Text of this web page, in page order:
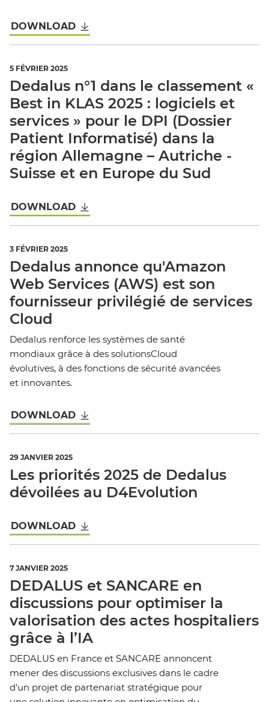
DOWNLOAD
5 FÉVRIER 2025
Dedalus n°1 dans le classement «
Best in KLAS 2025 : logiciels et
services » pour le DPI (Dossier
Patient Informatisé) dans la
région Allemagne – Autriche -
Suisse et en Europe du Sud
DOWNLOAD
3 FÉVRIER 2025
Dedalus annonce qu'Amazon
Web Services (AWS) est son
fournisseur privilégié de services
Cloud
Dedalus renforce les systèmes de santé
mondiaux grâce à des solutionsCloud
évolutives, à des fonctions de sécurité avancées
et innovantes.
DOWNLOAD
29 JANVIER 2025
Les priorités 2025 de Dedalus
dévoilées au D4Evolution
DOWNLOAD
7 JANVIER 2025
DEDALUS et SANCARE en
discussions pour optimiser la
valorisation des actes hospitaliers
grâce à l’IA
DEDALUS en France et SANCARE annoncent
mener des discussions exclusives dans le cadre
d'un projet de partenariat stratégique pour